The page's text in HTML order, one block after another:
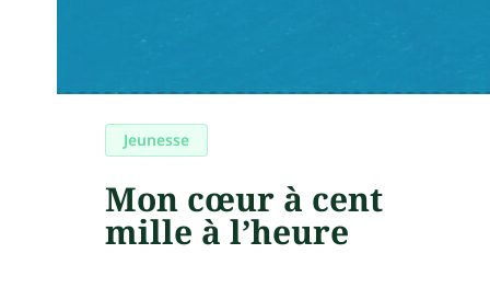
Jeunesse
Mon cœur à cent
mille à l’heure